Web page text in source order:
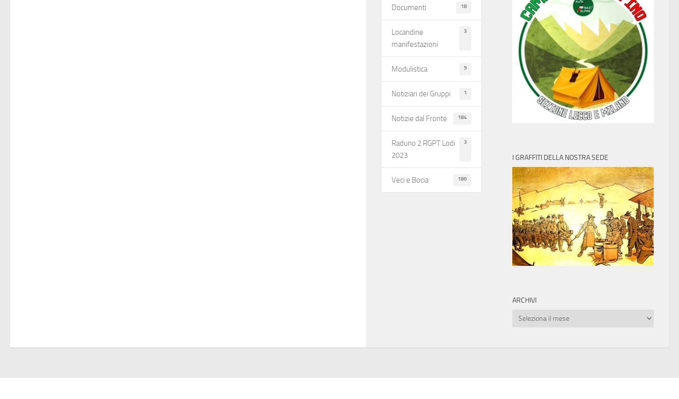
I GRAFFITI DELLA NOSTRA SEDE
ARCHIVI
Archivi
Documenti 18
Locandine
manifestazioni
3
Modulistica 9
Notiziari dei Gruppi 1
Notizie dal Fronte 184
Raduno 2 RGPT Lodi
2023
3
Veci e Bocia 186